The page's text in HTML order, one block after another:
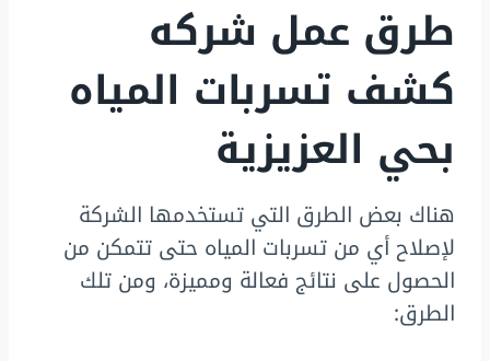
طرق عمل شركه
كشف تسربات المياه
بحي العزيزية
هناك بعض الطرق التي تستخدمها الشركة
لإصلاح أي من تسربات المياه حتى تتمكن من
الحصول على نتائج فعالة ومميزة، ومن تلك
الطرق: